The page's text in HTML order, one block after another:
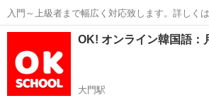
入門～上級者まで幅広く対応致します。詳しく
tutor-gyoshin.com をご覧下さい。
広島 広島市 オンライン
OK! オンライン韓国語：
大門駅